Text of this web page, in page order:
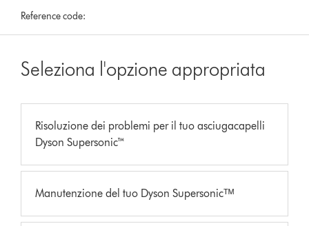
Reference code:
Seleziona l'opzione appropriata
Risoluzione dei problemi per il tuo asciugacapelli
Dyson Supersonic™
Manutenzione del tuo Dyson Supersonicᵀᴹ